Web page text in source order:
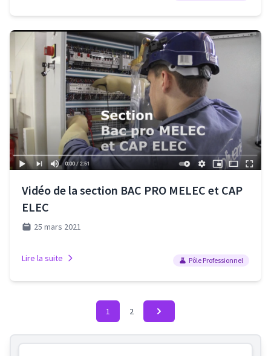
Vidéo de la section BAC PRO MELEC et CAP
ELEC
25 mars 2021
Lire la suite Pôle Professionnel
1 2